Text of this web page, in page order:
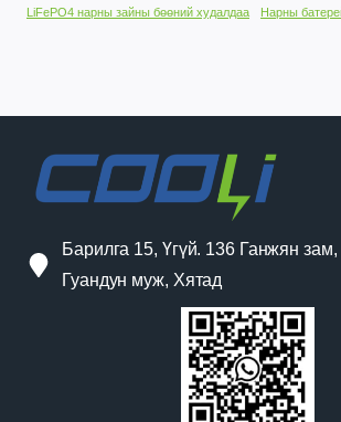
LiFePO4 нарны зайны бөөний худалдаа Нарны
Барилга 15, Үгүй. 136 Ганжян
Гуандун муж, Хятад